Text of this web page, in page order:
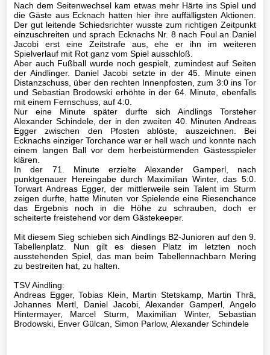
B1-
Jugend
B2-
Jugend
Archiv
C1-
Jugend
C2-
Jugend
D1-
Jugend
D2-
Jugend
D3-
Jugend
E1-
Jugend
Nach dem Seitenwechsel kam etwas mehr Härte ins Spiel und
die Gäste aus Ecknach hatten hier ihre auffälligsten Aktionen.
Der gut leitende Schiedsrichter wusste zum richtigen Zeitpunkt
einzuschreiten und sprach Ecknachs Nr. 8 nach Foul an Daniel
Jacobi erst eine Zeitstrafe aus, ehe er ihn im weiteren
Spielverlauf mit Rot ganz vom Spiel ausschloß.
Aber auch Fußball wurde noch gespielt, zumindest auf Seiten
der Aindlinger. Daniel Jacobi setzte in der 45. Minute einen
Distanzschuss, über den rechten Innenpfosten, zum 3:0 ins Tor
und Sebastian Brodowski erhöhte in der 64. Minute, ebenfalls
mit einem Fernschuss, auf 4:0.
Nur eine Minute später durfte sich Aindlings Torsteher
Alexander Schindele, der in den zweiten 40. Minuten Andreas
Egger zwischen den Pfosten ablöste, auszeichnen. Bei
Ecknachs einziger Torchance war er hell wach und konnte nach
einem langen Ball vor dem herbeistürmenden Gästesspieler
klären.
In der 71. Minute erzielte Alexander Gamperl, nach
punktgenauer Hereingabe durch Maximilian Winter, das 5:0.
Torwart Andreas Egger, der mittlerweile sein Talent im Sturm
zeigen durfte, hatte Minuten vor Spielende eine Riesenchance
das Ergebnis noch in die Höhe zu schrauben, doch er
scheiterte freistehend vor dem Gästekeeper.
Mit diesem Sieg schieben sich Aindlings B2-Junioren auf den 9.
Tabellenplatz. Nun gilt es diesen Platz im letzten noch
ausstehenden Spiel, das man beim Tabellennachbarn Mering
zu bestreiten hat, zu halten.
TSV Aindling:
Andreas Egger, Tobias Klein, Martin Stetskamp, Martin Thrä,
Johannes Mertl, Daniel Jacobi, Alexander Gamperl, Angelo
Hintermayer, Marcel Sturm, Maximilian Winter, Sebastian
Brodowski, Enver Gülcan, Simon Parlow, Alexander Schindele